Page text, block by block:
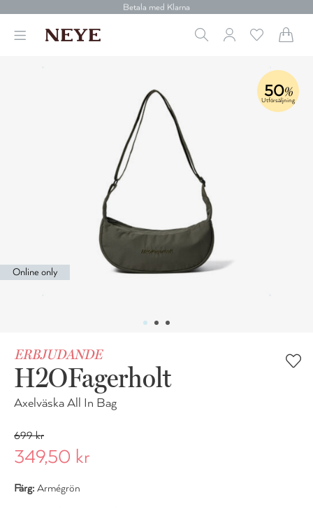
30 dagars retur
Betala med Klarna
Leverans 1-4 arbetsdagar
50%
Utförsäljning
Online only
ERBJUDANDE
H2OFagerholt
Axelväska All In Bag
699 kr
349,50 kr
Färg: Armégrön